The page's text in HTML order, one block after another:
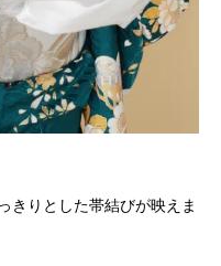
きりとした帯結びが映えま